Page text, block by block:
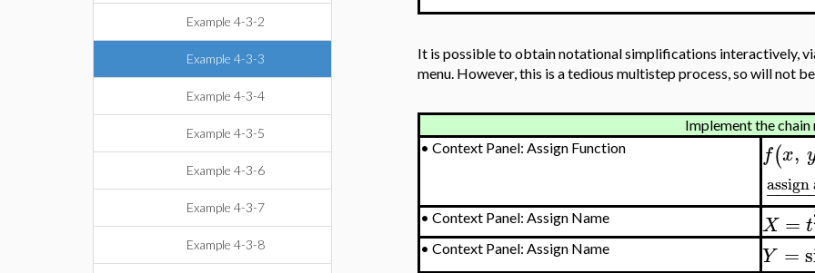
Example 4-3-2
Example 4-3-3
Example 4-3-4
Example 4-3-5
Example 4-3-6
Example 4-3-7
Example 4-3-8
It is possible to obtain notational simplifications interactively,
menu. However, this is a tedious multistep process, so will not
Implement the chain
• Context Panel: Assign Function f(x,
−−−−
• Context Panel: Assign Name X = t
• Context Panel: Assign Name Y =